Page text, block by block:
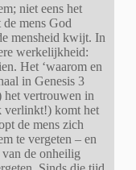
niet eens het
mens God
mensheid kwijt. In
werkelijkheid:
Het ‘waarom en
in Genesis 3
het vertrouwen in
verlinkt!) komt het
de mens zich
te vergeten – en
de onheilig